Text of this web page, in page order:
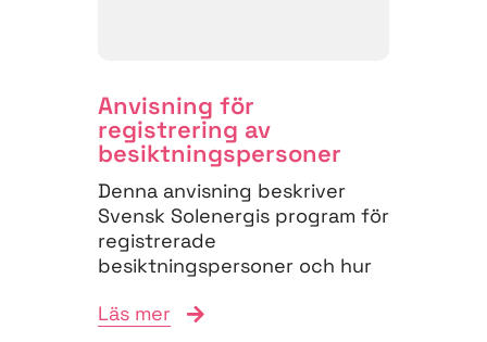
Anvisning för
registrering av
besiktnings­personer
Denna anvisning beskriver
Svensk Solenergis program för
registrerade
besiktningspersoner och hur
Dokument redogör för de
Läs mer